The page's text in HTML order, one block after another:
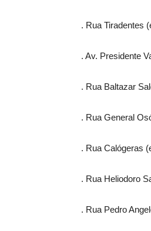
. Rua Tiradentes
. Av. Presidente
. Rua Baltazar
. Rua General
. Rua Calógeras
. Rua Heliodoro
. Rua Pedro